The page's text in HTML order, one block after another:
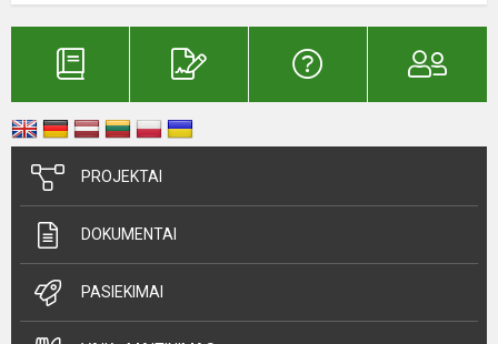
PROJEKTAI
DOKUMENTAI
PASIEKIMAI